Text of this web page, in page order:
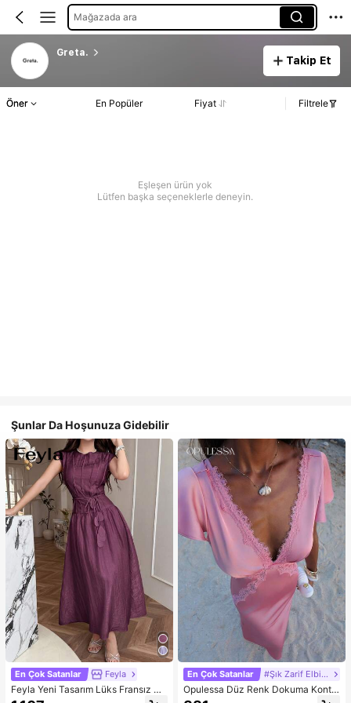
Mağazada ara
Greta.
Takip Et
Öner En Popüler Fiyat Filtrele
Eşleşen ürün yok
Lütfen başka seçeneklerle deneyin.
Şunlar Da Hoşunuza Gidebilir
En Çok Satanlar Feyla
Feyla Yeni Tasarım Lüks Fransız Şı
k Romantik Mor Tatil Elbisesi
En Çok Satanlar #Şık Zarif Elbise
Opulessa Düz Renk Dokuma Kontr
ast Dantel V Yaka Kadın Elbisesi, İlk